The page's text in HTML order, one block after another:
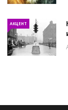
АКЦЕНТ